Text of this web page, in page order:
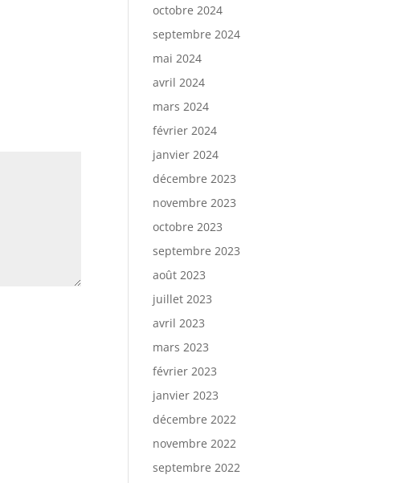
octobre 2024
septembre 2024
mai 2024
avril 2024
mars 2024
février 2024
janvier 2024
décembre 2023
novembre 2023
octobre 2023
septembre 2023
août 2023
juillet 2023
avril 2023
mars 2023
février 2023
janvier 2023
décembre 2022
novembre 2022
septembre 2022